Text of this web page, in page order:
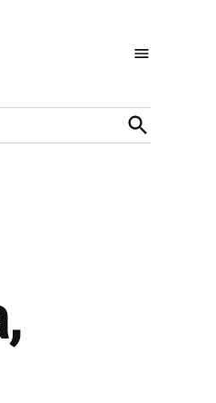
Open
Search